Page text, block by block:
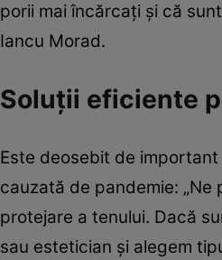
porii mai încărcaţi şi că
Iancu Morad.
Soluţii eficiente
Este deosebit de
cauzată de pandemie:
protejare a tenului. Dacă
sau estetician şi alegem